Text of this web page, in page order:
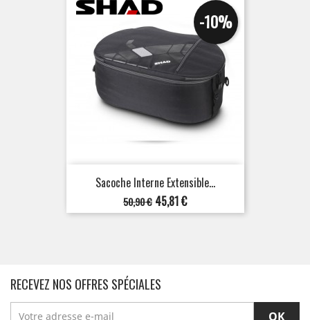
Sacoche Interne Extensible...
Prix
de
50,90 €
-10%
Prix
45,81 €
RECEVEZ NOS OFFRES SPÉCIALES